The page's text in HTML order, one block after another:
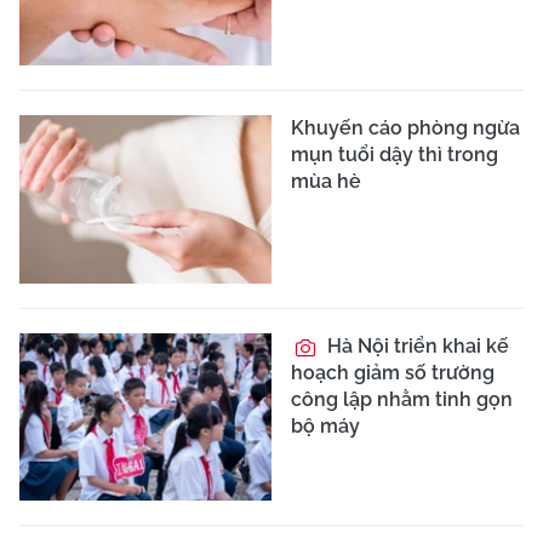
Khuyến cáo phòng ngừa
mụn tuổi dậy thì trong
mùa hè
Hà Nội triển khai kế
hoạch giảm số trường
công lập nhằm tinh gọn
bộ máy